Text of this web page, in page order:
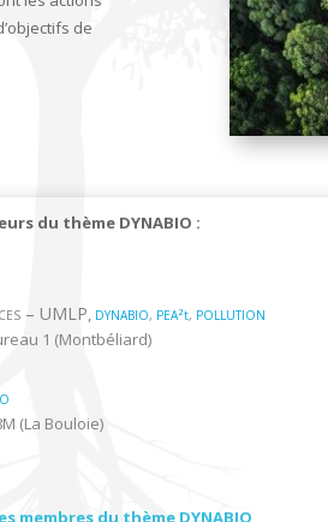
de
du thème DYNABIO :
– UMLP, DYNABIO, PEA²t, POLLUTION
1 (Montbéliard)
(La Bouloie)
membres du thème DYNABIO